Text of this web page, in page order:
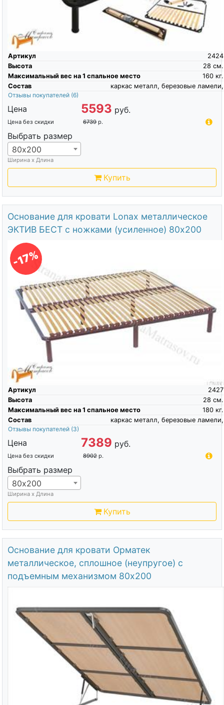
Артикул
2424
Высота
см.
28
Максимальный вес на 1 спальное место
кг.
160
Состав
каркас металл, березовые ламели,
Отзывы покупателей (6)
Цена 5593 руб.
Цена без скидки 6739 р.
Выбрать размер
80х200
Ширина х Длина
Купить
Основание для кровати Lonax металлическое
ЭКТИВ БЕСТ с ножками (усиленное) 80х200
-17%
Артикул
2427
Высота
см.
28
Максимальный вес на 1 спальное место
кг.
180
Состав
каркас металл, березовые ламели,
Отзывы покупателей (3)
Цена 7389 руб.
Цена без скидки 8902 р.
Выбрать размер
80х200
Ширина х Длина
Купить
Основание для кровати Орматек
металлическое, сплошное (неупругое) с
подъемным механизмом 80х200